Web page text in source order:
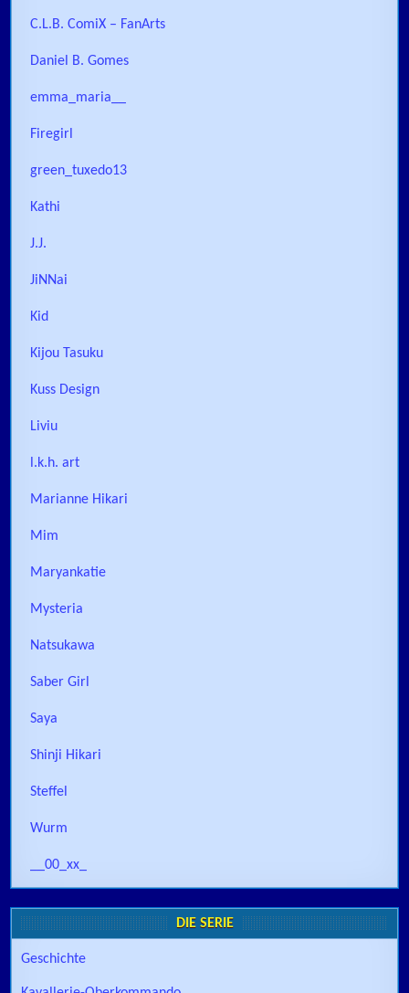
C.L.B. ComiX – FanArts
Daniel B. Gomes
emma_maria__
Firegirl
green_tuxedo13
Kathi
J.J.
JiNNai
Kid
Kijou Tasuku
Kuss Design
Liviu
l.k.h. art
Marianne Hikari
Mim
Maryankatie
Mysteria
Natsukawa
Saber Girl
Saya
Shinji Hikari
Steffel
Wurm
__00_xx_
DIE SERIE
Geschichte